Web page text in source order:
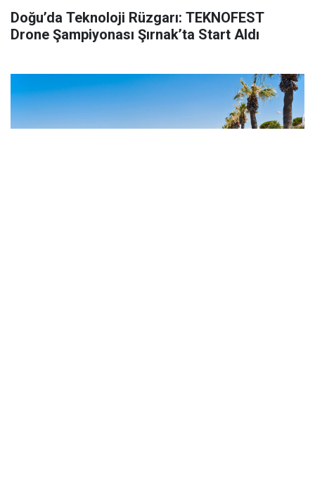
Doğu’da Teknoloji Rüzgarı: TEKNOFEST
Drone Şampiyonası Şırnak’ta Start Aldı